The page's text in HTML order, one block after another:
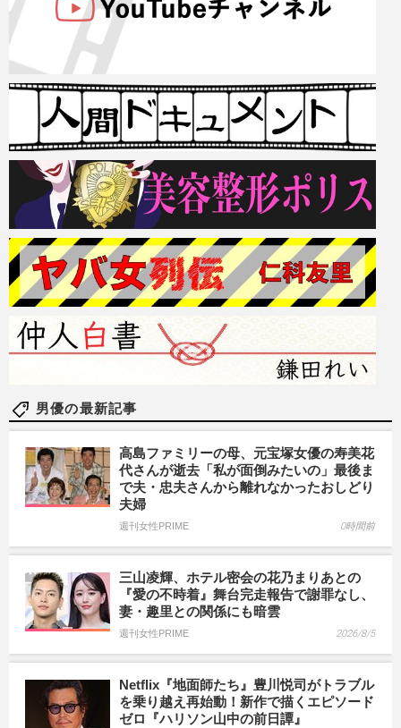
男優の最新記事
高島ファミリーの母、元宝塚女優の寿美花
代さんが逝去「私が面倒みたいの」最後ま
で夫・忠夫さんから離れなかったおしどり
夫婦
週刊女性PRIME 0時間前
三山凌輝、ホテル密会の花乃まりあとの
『愛の不時着』舞台完走報告で謝罪なし、
妻・趣里との関係にも暗雲
週刊女性PRIME 2026/8/5
Netflix『地面師たち』豊川悦司がトラブル
を乗り越え再始動！新作で描くエピソード
ゼロ『ハリソン山中の前日譚』